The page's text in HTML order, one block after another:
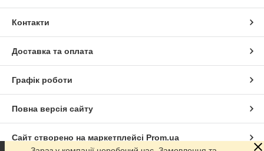
Контакти
Доставка та оплата
Графік роботи
Повна версія сайту
Сайт створено на маркетплейсі Prom.ua